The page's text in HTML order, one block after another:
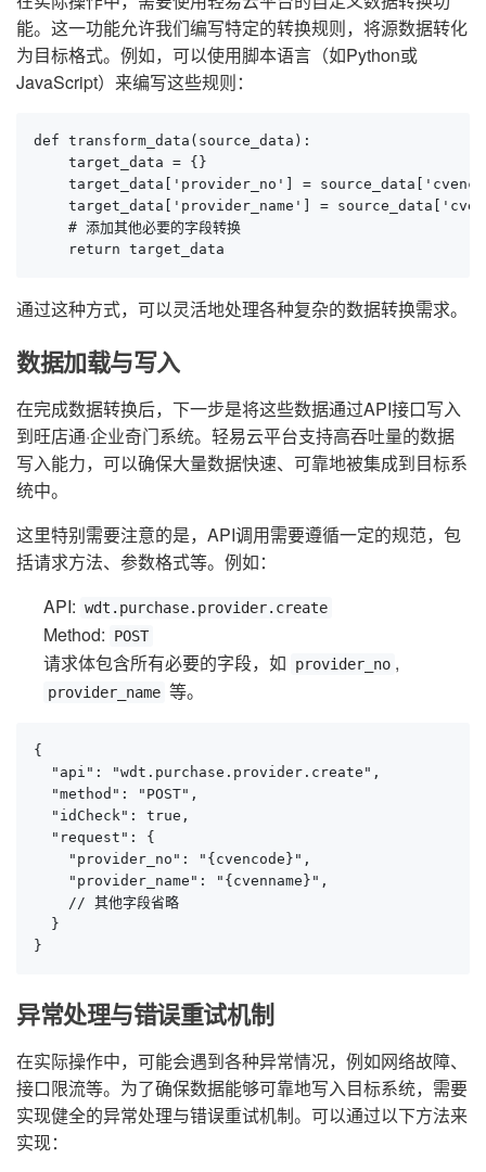
能。这一功能允许我们编写特定的转换规则，将源数据转化
为目标格式。例如，可以使用脚本语言（如Python或
JavaScript）来编写这些规则：
def transform_data(source_data):
    target_data = {}
target_data['provider_no'] =
target_data['provider_name'] =
    # 添加其他必要的字段转换
    return target_data
通过这种方式，可以灵活地处理各种复杂的数据转换需求。
数据加载与写入
在完成数据转换后，下一步是将这些数据通过API接口写入
到旺店通·企业奇门系统。轻易云平台支持高吞吐量的数据
写入能力，可以确保大量数据快速、可靠地被集成到目标系
统中。
这里特别需要注意的是，API调用需要遵循一定的规范，包
括请求方法、参数格式等。例如：
API: wdt.purchase.provider.create
Method: POST
请求体包含所有必要的字段，如 provider_no ,
provider_name 等。
{
  "api": "wdt.purchase.provider.create",
  "method": "POST",
  "idCheck": true,
  "request": {
    "provider_no": "{cvencode}",
    "provider_name": "{cvenname}",
    // 其他字段省略
  }
}
异常处理与错误重试机制
在实际操作中，可能会遇到各种异常情况，例如网络故障、
接口限流等。为了确保数据能够可靠地写入目标系统，需要
实现健全的异常处理与错误重试机制。可以通过以下方法来
实现：